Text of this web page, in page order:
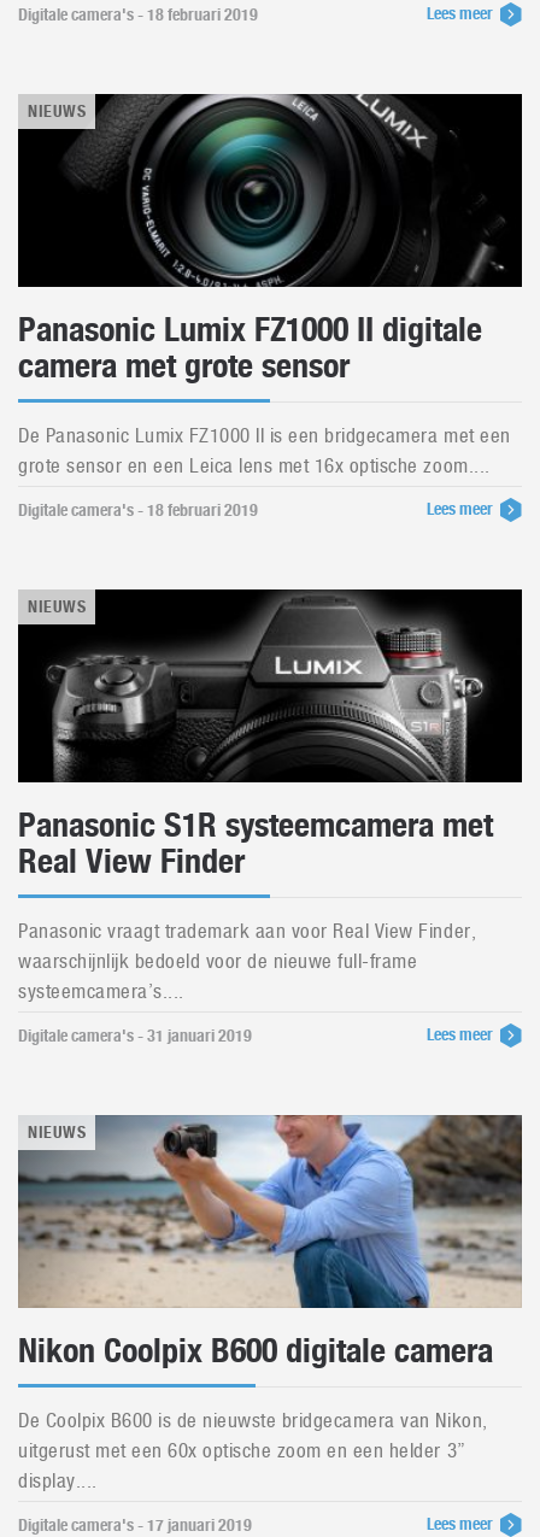
Digitale camera's - 18 februari 2019 Lees meer
NIEUWS
Panasonic Lumix FZ1000 II digitale
camera met grote sensor
De Panasonic Lumix FZ1000 II is een bridgecamera met een
grote sensor en een Leica lens met 16x optische zoom....
Digitale camera's - 18 februari 2019 Lees meer
NIEUWS
Panasonic S1R systeemcamera met
Real View Finder
Panasonic vraagt trademark aan voor Real View Finder,
waarschijnlijk bedoeld voor de nieuwe full-frame
systeemcamera’s....
Digitale camera's - 31 januari 2019 Lees meer
NIEUWS
Nikon Coolpix B600 digitale camera
De Coolpix B600 is de nieuwste bridgecamera van Nikon,
uitgerust met een 60x optische zoom en een helder 3”
display....
Digitale camera's - 17 januari 2019 Lees meer